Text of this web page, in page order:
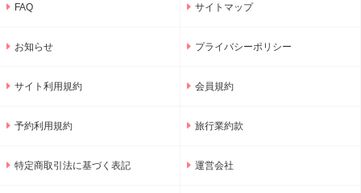
FAQ サイトマップ
お知らせ プライバシーポリシー
サイト利用規約 会員規約
予約利用規約 旅行業約款
特定商取引法に基づく表記 運営会社